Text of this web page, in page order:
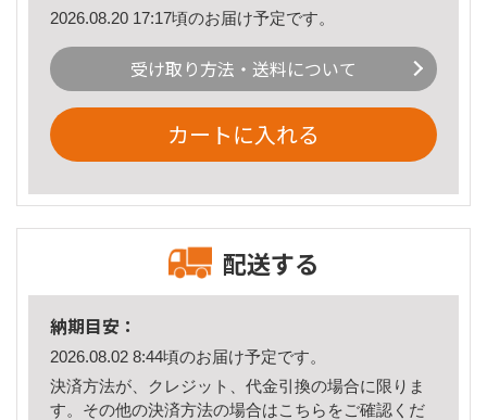
2026.08.20 17:17頃のお届け予定です。
受け取り方法・送料について
カートに入れる
配送する
納期目安：
2026.08.02 8:44頃のお届け予定です。
決済方法が、クレジット、代金引換の場合に限りま
す。その他の決済方法の場合はこちら をご確認くだ